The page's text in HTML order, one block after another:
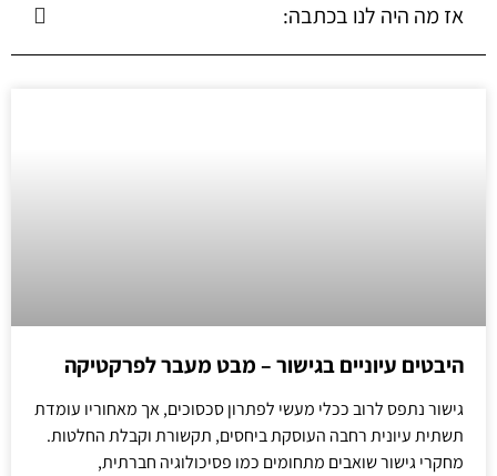
אז מה היה לנו בכתבה:
היבטים עיוניים בגישור – מבט מעבר לפרקטיקה
גישור נתפס לרוב ככלי מעשי לפתרון סכסוכים, אך מאחוריו עומדת
תשתית עיונית רחבה העוסקת ביחסים, תקשורת וקבלת החלטות.
מחקרי גישור שואבים מתחומים כמו פסיכולוגיה חברתית,